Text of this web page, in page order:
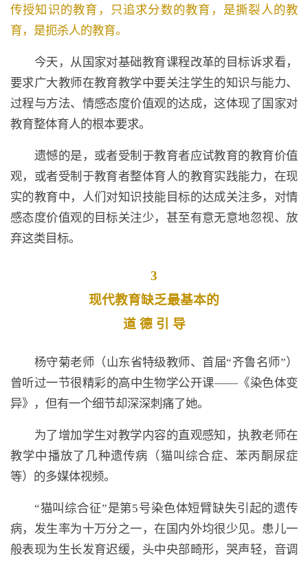
传授知识的教育，只追求分数的教育，是撕裂人的教
育，是扼杀人的教育。
今天，从国家对基础教育课程改革的目标诉求看，
要求广大教师在教育教学中要关注学生的知识与能力、
过程与方法、情感态度价值观的达成，这体现了国家对
教育整体育人的根本要求。
遗憾的是，或者受制于教育者应试教育的教育价值
观，或者受制于教育者整体育人的教育实践能力，在现
实的教育中，人们对知识技能目标的达成关注多，对情
感态度价值观的目标关注少，甚至有意无意地忽视、放
弃这类目标。
3
现代教育缺乏最基本的
道 德 引 导
杨守菊老师（山东省特级教师、首届“齐鲁名师”）
曾听过一节很精彩的高中生物学公开课——《染色体变
异》，但有一个细节却深深刺痛了她。
为了增加学生对教学内容的直观感知，执教老师在
教学中播放了几种遗传病（猫叫综合症、苯丙酮尿症
等）的多媒体视频。
“猫叫综合征”是第5号染色体短臂缺失引起的遗传
病，发生率为十万分之一，在国内外均很少见。患儿一
般表现为生长发育迟缓，头中央部畸形，哭声轻，音调